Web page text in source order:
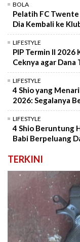
BOLA
Pelatih FC Twente
Dia Kembali ke
LIFESTYLE
PIP Termin II 2026
Ceknya agar Dana
LIFESTYLE
4 Shio yang
2026: Segalanya
LIFESTYLE
4 Shio Beruntung
Babi Berpeluang
TERKINI